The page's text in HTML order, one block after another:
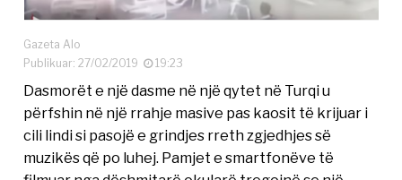
Gazeta Alo
Publikuar: 27/02/2019
19:23
Dasmorët e një dasme në një qytet në Turqi u
përfshin në një rrahje masive pas kaosit të krijuar i
cili lindi si pasojë e grindjes rreth zgjedhjes së
muzikës që po luhej. Pamjet e smartfonëve të